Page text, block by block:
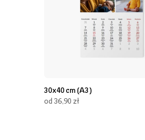
30x40 cm (A3)
od 36,90 zł